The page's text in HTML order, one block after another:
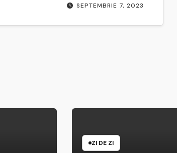
SEPTEMBRIE 7, 2023
ZI DE ZI